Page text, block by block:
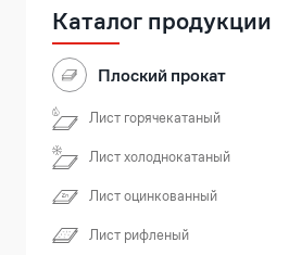
Каталог продукции
Плоский прокат
Лист горячекатаный
Лист холоднокатаный
Лист оцинкованный
Лист рифленый